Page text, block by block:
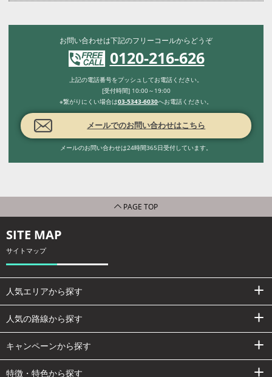
お問い合わせは下記のフリーコールからどうぞ
0120-216-626
上記の電話番号をプッシュしてお電話ください。
[受付時間] 10:00～19:00
※繋がりにくい場合は03-5343-6030へお電話ください。
メールでのお問い合わせはこちら
メールのお問い合わせは24時間365日受付しています。
PAGE TOP
SITE MAP
サイトマップ
人気エリアから探す
人気の路線から探す
キャンペーンから探す
特徴・特色から探す